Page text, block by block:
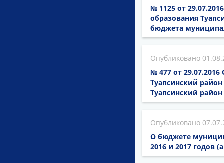
№ 1125 от
образования
бюджета
№ 477 от
Туапсинский
Туапсинский район
О бюджете
2016 и 2017 годов